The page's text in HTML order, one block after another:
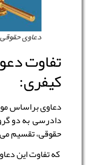
دعاوی حقوقی
تفاوت
کیفری:
دعاوی براساس
دادرسی به دو
حقوقی، تقسیم
كه تفاوت این